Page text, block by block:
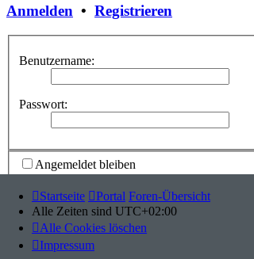
Startseite Portal Foren-Übersicht
Alle Zeiten sind UTC+02:00
Alle Cookies löschen
Impressum
Anmelden • Registrieren
Benutzername:
Passwort:
Angemeldet bleiben